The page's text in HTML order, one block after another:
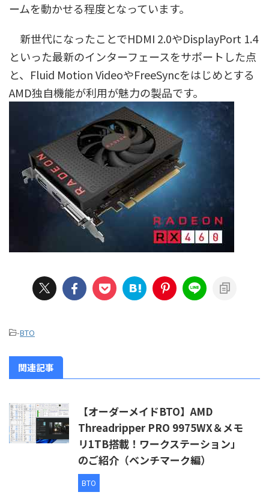
ームを動かせる程度となっています。
新世代になったことでHDMI 2.0やDisplayPort 1.4
といった最新のインターフェースをサポートした点
と、Fluid Motion VideoやFreeSyncをはじめとする
AMD独自機能が利用が魅力の製品です。
-BTO
関連記事
【オーダーメイドBTO】AMD
Threadripper PRO 9975WX＆メモ
リ1TB搭載！ワークステーション」
のご紹介（ベンチマーク編）
BTO